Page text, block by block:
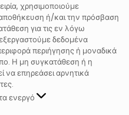
χρησιμοποιούμε
ή/και την πρόσβαση
για τις εν λόγω
δεδομένα
περιήγησης ή μοναδικά
Η μη συγκατάθεση ή η
να επηρεάσει αρνητικά
ενεργό